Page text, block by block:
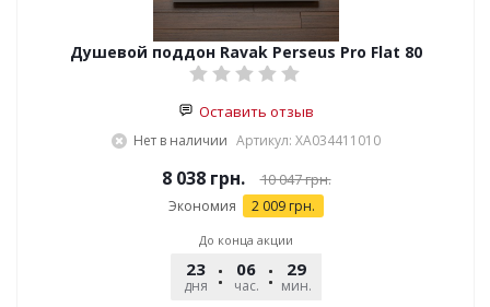
Душевой поддон Ravak Perseus Pro Flat 80
Оставить отзыв
Нет в наличии Артикул: XA034411010
8 038 грн. 10 047 грн.
Экономия 2 009 грн.
До конца акции
23
дня
06
час.
29
мин.